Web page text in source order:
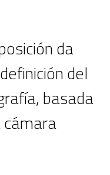
da
del
basada